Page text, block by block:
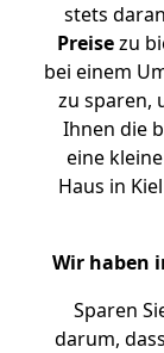
stets
Preisezu
bei einem
zu sparen,
Ihnen die
eine
Haus in
Wir haben
Sparen
darum,